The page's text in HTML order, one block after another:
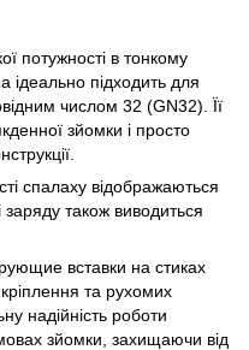
потужності в тонкому
ідеально підходить для
числом 32 (GN32). Її
зйомки і просто
спалаху відображаються
також виводиться
вставки на стиках
та рухомих
надійність роботи
зйомки, захищаючи від